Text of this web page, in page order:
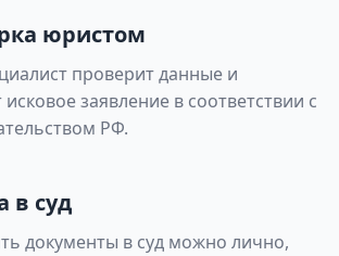
юристом
проверит данные и
исковое заявление в соответствии с
РФ.
в суд
документы в суд можно лично,